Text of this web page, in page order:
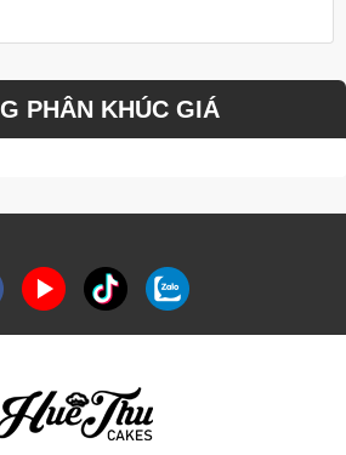
PHÂN KHÚC GIÁ